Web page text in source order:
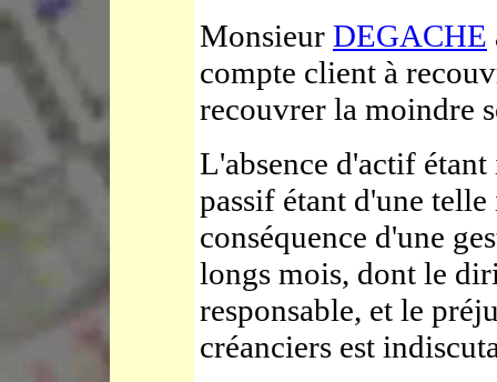
Monsieur DEGACHE
compte client à
recouvrer la moindre
L'absence d'actif
passif étant d'une
conséquence d'une
longs mois, dont le
responsable, et le
créanciers est